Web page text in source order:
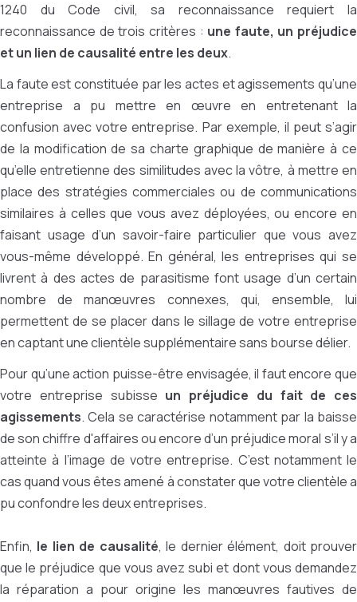
1240 du Code civil, sa reconnaissance requiert la
reconnaissance de trois critères : une faute, un préjudice
et un lien de causalité entre les deux.
La faute est constituée par les actes et agissements qu’une
entreprise a pu mettre en œuvre en entretenant la
confusion avec votre entreprise. Par exemple, il peut s’agir
de la modification de sa charte graphique de manière à ce
qu’elle entretienne des similitudes avec la vôtre, à mettre en
place des stratégies commerciales ou de communications
similaires à celles que vous avez déployées, ou encore en
faisant usage d’un savoir-faire particulier que vous avez
vous-même développé. En général, les entreprises qui se
livrent à des actes de parasitisme font usage d’un certain
nombre de manœuvres connexes, qui, ensemble, lui
permettent de se placer dans le sillage de votre entreprise
en captant une clientèle supplémentaire sans bourse délier.
Pour qu’une action puisse-être envisagée, il faut encore que
votre entreprise subisse un préjudice du fait de ces
agissements. Cela se caractérise notamment par la baisse
de son chiffre d'affaires ou encore d’un préjudice moral s’il y a
atteinte à l’image de votre entreprise. C’est notamment le
cas quand vous êtes amené à constater que votre clientèle a
pu confondre les deux entreprises.
Enfin, le lien de causalité, le dernier élément, doit prouver
que le préjudice que vous avez subi et dont vous demandez
la réparation a pour origine les manœuvres fautives de